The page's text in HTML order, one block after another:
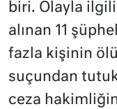
biri. Olayla
alınan 11
fazla kişinin
suçundan
ceza